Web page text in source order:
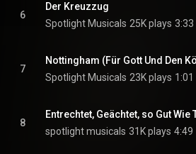
6
Der Kreuzzug
Spotlight Musicals 25K plays 3:33
7
Nottingham (Für Gott Und Den
Spotlight Musicals 23K plays 1:01
8
Entrechtet, Geächtet, so Gut Wie
spotlight musicals 31K plays 4:49